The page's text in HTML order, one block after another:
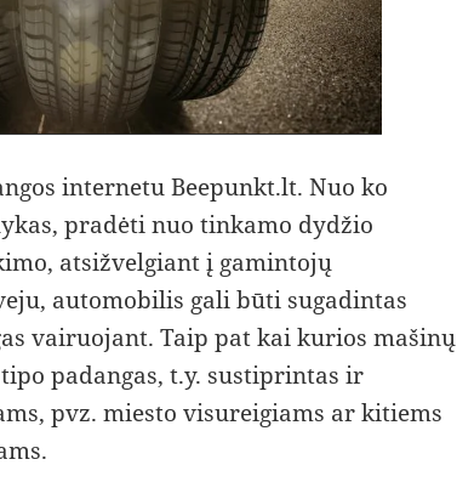
internetu Beepunkt.lt. Nuo ko
pradėti nuo tinkamo dydžio
atsižvelgiant į gamintojų
automobilis gali būti sugadintas
vairuojant. Taip pat kai kurios mašinų
padangas, t.y. sustiprintas ir
pvz. miesto visureigiams ar kitiems